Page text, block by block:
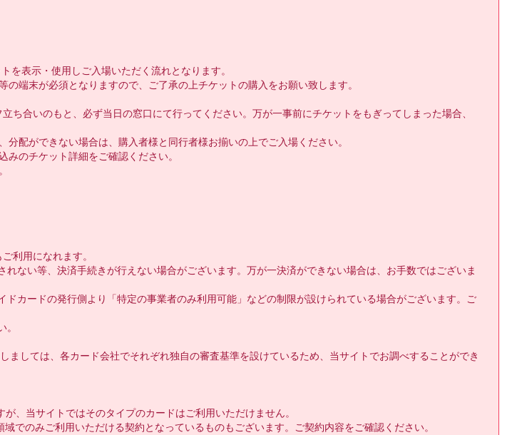
を表示・使用しご入場いただく流れとなります。
端末が必須となりますので、ご了承の上チケットの購入をお願い致します。
合いのもと、必ず当日の窓口にて行ってください。万が一事前にチケットをもぎってしまった場合、
配ができない場合は、購入者様と同行者様お揃いの上でご入場ください。
のチケット詳細をご確認ください。
利用になれます。
ない等、決済手続きが行えない場合がございます。万が一決済ができない場合は、お手数ではございま
カードの発行側より「特定の事業者のみ利用可能」などの制限が設けられている場合がございます。ご
しては、各カード会社でそれぞれ独自の審査基準を設けているため、当サイトでお調べすることができ
、当サイトではそのタイプのカードはご利用いただけません。
でのみご利用いただける契約となっているものもございます。ご契約内容をご確認ください。